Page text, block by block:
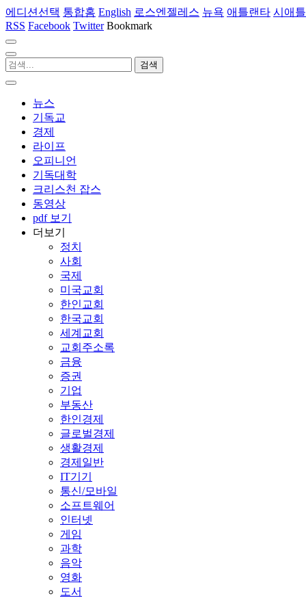
에디션선택 통합홈 English 로스엔젤레스 뉴욕 애틀랜타 시애틀
RSS Facebook Twitter Bookmark
뉴스
기독교
경제
라이프
오피니언
기독대학
크리스천 잡스
동영상
pdf 보기
더보기
정치
사회
국제
미국교회
한인교회
한국교회
세계교회
교회주소록
금융
증권
기업
부동산
한인경제
글로벌경제
생활경제
경제일반
IT기기
통신/모바일
소프트웨어
인터넷
게임
과학
음악
영화
도서